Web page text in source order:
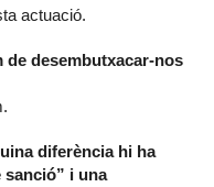
actuació.
de desembutxacar-nos
diferència hi ha
sanció” i una